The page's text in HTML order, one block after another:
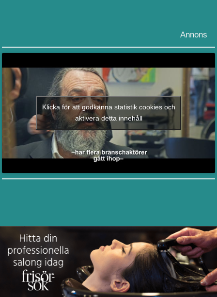
Annons
Klicka för att godkänna statistik cookies och
aktivera detta innehåll